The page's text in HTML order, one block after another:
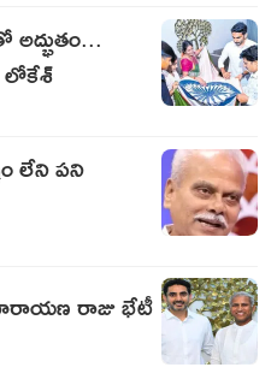
లోకేశ్
లేని పని
రాజు భేటీ